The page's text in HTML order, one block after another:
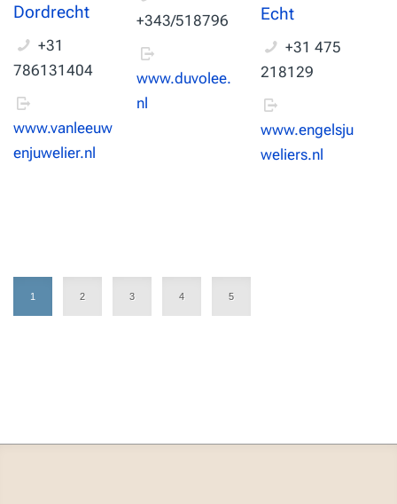
Dordrecht
+31
786131404
www.vanleeuw
enjuwelier.nl
+343/518796
www.duvolee.
nl
Echt
+31 475
218129
www.engelsju
weliers.nl
1 2 3 4 5